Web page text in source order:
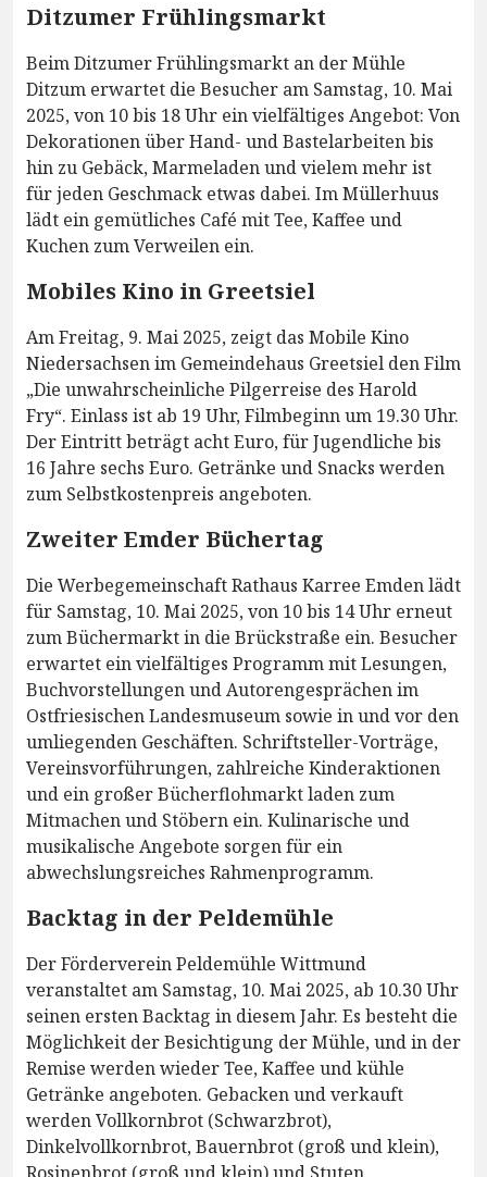
Ditzumer Frühlingsmarkt
Beim Ditzumer Frühlingsmarkt an der Mühle
Ditzum erwartet die Besucher am Samstag, 10. Mai
2025, von 10 bis 18 Uhr ein vielfältiges Angebot: Von
Dekorationen über Hand- und Bastelarbeiten bis
hin zu Gebäck, Marmeladen und vielem mehr ist
für jeden Geschmack etwas dabei. Im Müllerhuus
lädt ein gemütliches Café mit Tee, Kaffee und
Kuchen zum Verweilen ein.
Mobiles Kino in Greetsiel
Am Freitag, 9. Mai 2025, zeigt das Mobile Kino
Niedersachsen im Gemeindehaus Greetsiel den Film
„Die unwahrscheinliche Pilgerreise des Harold
Fry“. Einlass ist ab 19 Uhr, Filmbeginn um 19.30 Uhr.
Der Eintritt beträgt acht Euro, für Jugendliche bis
16 Jahre sechs Euro. Getränke und Snacks werden
zum Selbstkostenpreis angeboten.
Zweiter Emder Büchertag
Die Werbegemeinschaft Rathaus Karree Emden lädt
für Samstag, 10. Mai 2025, von 10 bis 14 Uhr erneut
zum Büchermarkt in die Brückstraße ein. Besucher
erwartet ein vielfältiges Programm mit Lesungen,
Buchvorstellungen und Autorengesprächen im
Ostfriesischen Landesmuseum sowie in und vor den
umliegenden Geschäften. Schriftsteller-Vorträge,
Vereinsvorführungen, zahlreiche Kinderaktionen
und ein großer Bücherflohmarkt laden zum
Mitmachen und Stöbern ein. Kulinarische und
musikalische Angebote sorgen für ein
abwechslungsreiches Rahmenprogramm.
Backtag in der Peldemühle
Der Förderverein Peldemühle Wittmund
veranstaltet am Samstag, 10. Mai 2025, ab 10.30 Uhr
seinen ersten Backtag in diesem Jahr. Es besteht die
Möglichkeit der Besichtigung der Mühle, und in der
Remise werden wieder Tee, Kaffee und kühle
Getränke angeboten. Gebacken und verkauft
werden Vollkornbrot (Schwarzbrot),
Dinkelvollkornbrot, Bauernbrot (groß und klein),